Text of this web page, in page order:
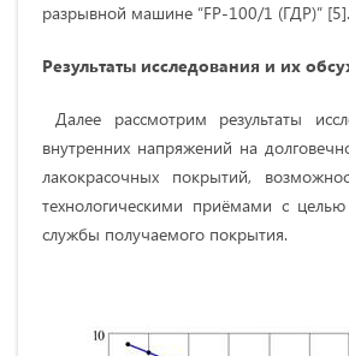
разрывной машине “FP-100/1 (ГДР)” [5].
Результаты исследования и их
Далее рассмотрим результаты
внутренних напряжений на
лакокрасочных покрытий,
технологическими приёмами с
службы получаемого покрытия.